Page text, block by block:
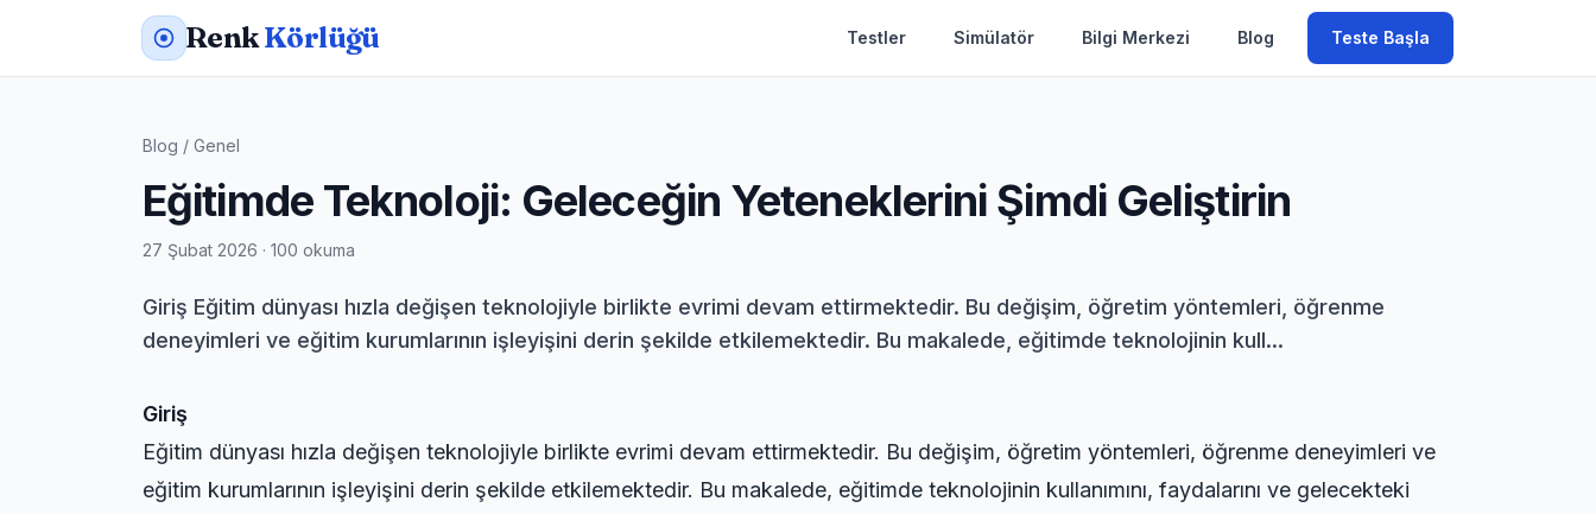
RenkKörlüğü Testler Simülatör Bilgi Merkezi Blog Teste Başla
Blog / Genel
Eğitimde Teknoloji: Geleceğin Yeteneklerini Şimdi Geliştirin
27 Şubat 2026 · 100 okuma
Giriş Eğitim dünyası hızla değişen teknolojiyle birlikte evrimi devam ettirmektedir. Bu değişim, öğretim yöntemleri, öğrenme
deneyimleri ve eğitim kurumlarının işleyişini derin şekilde etkilemektedir. Bu makalede, eğitimde teknolojinin kull...
Giriş
Eğitim dünyası hızla değişen teknolojiyle birlikte evrimi devam ettirmektedir. Bu değişim, öğretim yöntemleri, öğrenme deneyimleri ve
eğitim kurumlarının işleyişini derin şekilde etkilemektedir. Bu makalede, eğitimde teknolojinin kullanımını, faydalarını ve gelecekteki